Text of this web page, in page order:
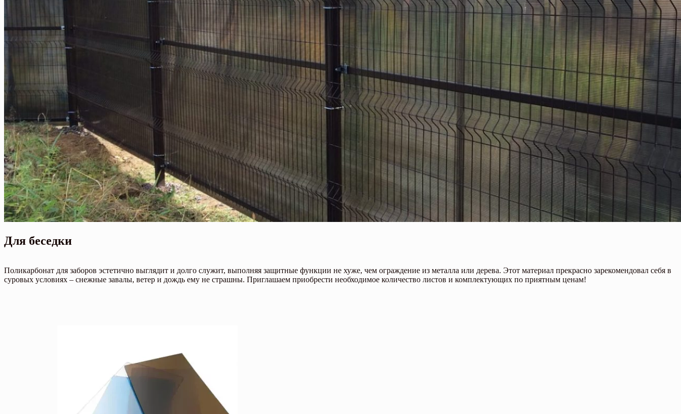
Для беседки
Поликарбонат для заборов эстетично выглядит и долго служит, выполняя защитные функции не хуже, чем ограждение из металла или дерева. Этот материал прекрасно зарекомендовал себя в
суровых условиях – снежные завалы, ветер и дождь ему не страшны. Приглашаем приобрести необходимое количество листов и комплектующих по приятным ценам!